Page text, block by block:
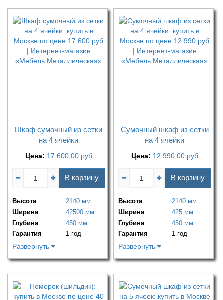
Шкаф сумочный из сетки
на 4 ячейки
Цена: 17 600,00 руб
В корзину
Высота
2140 мм
Ширина
42500 мм
Глубина
450 мм
Гарантия
1 год
Развернуть
Сумочный шкаф из сетки
на 4 ячейки
Цена: 12 990,00 руб
В корзину
Высота
2140 мм
Ширина
425 мм
Глубина
450 мм
Гарантия
1 год
Развернуть